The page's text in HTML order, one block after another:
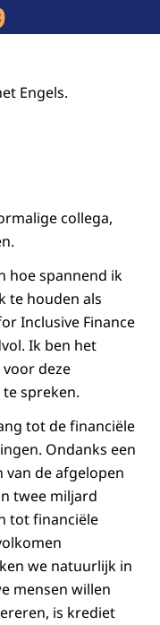
Engels.
collega,
hoe spannend ik
te houden als
Inclusive Finance
Ik ben het
deze
spreken.
tot de financiële
Ondanks een
de afgelopen
twee miljard
tot financiële
we natuurlijk in
mensen willen
is krediet